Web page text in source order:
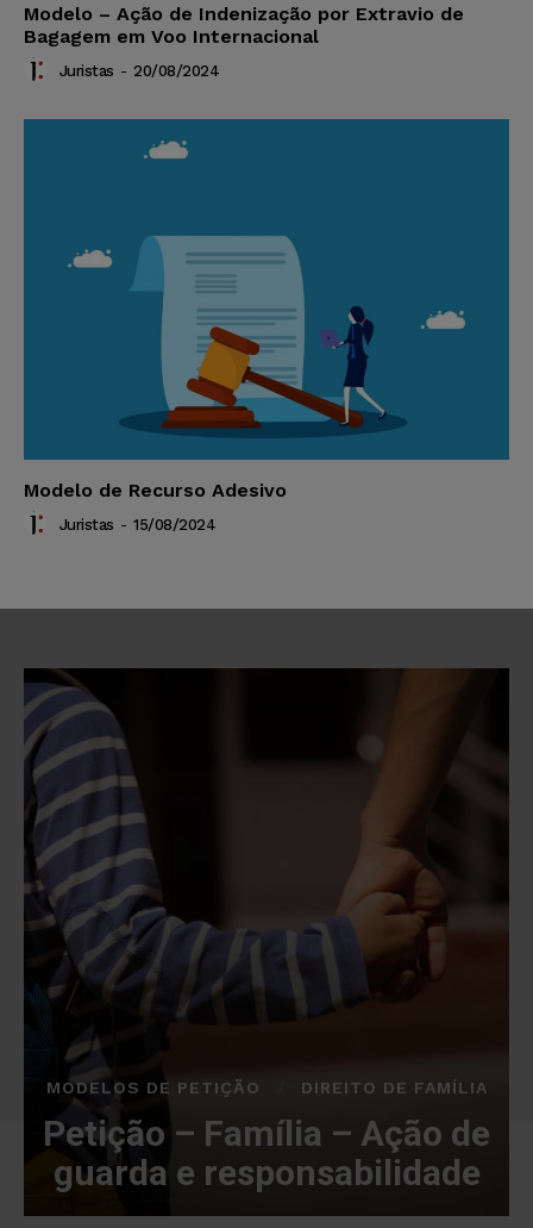
Modelo – Ação de Indenização por Extravio de
Bagagem em Voo Internacional
Juristas - 20/08/2024
Modelo de Recurso Adesivo
Juristas - 15/08/2024